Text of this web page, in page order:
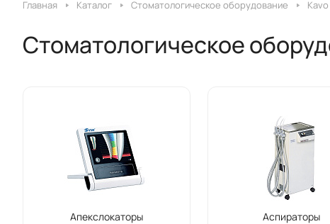
Главная Каталог Стоматологическое оборудование Kavo
Стоматологическое
Апекслокаторы Аспираторы